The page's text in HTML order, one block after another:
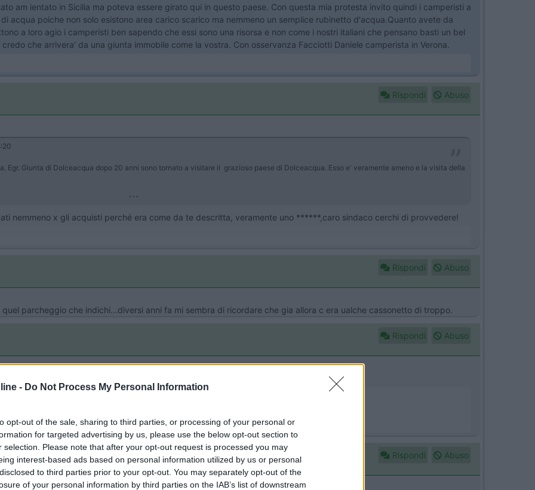
- Do Not Process My Personal Information
opt-out of the sale, sharing to third parties, or processing of your personal or
for targeted advertising by us, please use the below opt-out section to
selection. Please note that after your opt-out request is processed you may
interest-based ads based on personal information utilized by us or personal
to third parties prior to your opt-out. You may separately opt-out of the
of your personal information by third parties on the IAB’s list of downstream
am ientato in Sicilia ma poteva essere girato qui in questo paese. Con questa mia protesta invito quindi i camperisti a
acqua poiche non solo esistono area carico scarico ma nemmeno un semplice rubinetto d'acqua.Quanto avete da
a loro agio i camperisti ben sapendo che essi sono una risorsa e non come i nostri italiani che pensano basti un bel
che arrivera' da una giunta immobile come la vostra. Con osservanza Facciotti Daniele camperista in Verona.
Rispondi Abuso
Egr. Giunta di Dolceacqua dopo 20 anni sono tornato a visitare il grazioso paese di Dolceacqua. Esso e' veramente ameno e la visita della
...
nemmeno x gli acquisti perché era come da te descritta, veramente uno ******,caro sindaco cerchi di provvedere!
Rispondi Abuso
parcheggio che indichi...diversi anni fa mi sembra di ricordare che gia allora c era ualche cassonetto di troppo.
Rispondi Abuso
Rispondi Abuso